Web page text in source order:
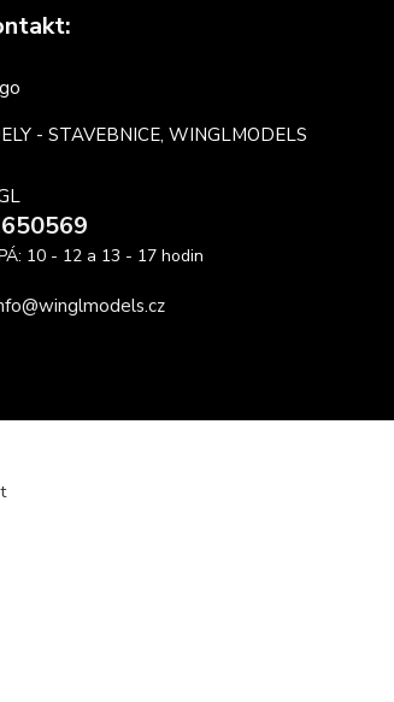
- STAVEBNICE, WINGLMODELS
10 - 12 a 13 - 17 hodin